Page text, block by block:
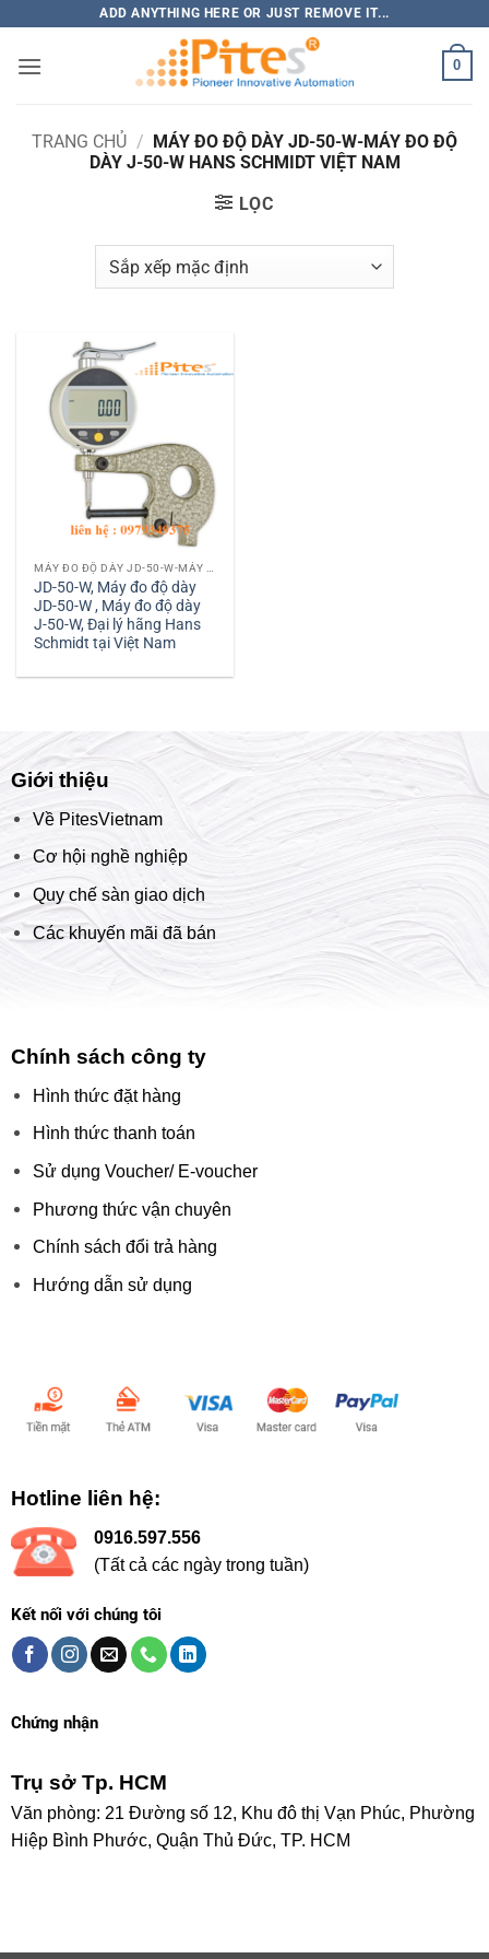
nội
ADD ANYTHING HERE OR JUST REMOVE IT...
0
TRANG CHỦ / MÁY ĐO ĐỘ DÀY JD-50-W-MÁY ĐO ĐỘ
DÀY J-50-W HANS SCHMIDT VIỆT NAM
LỌC
JD-50-W, Máy đo độ dày
JD-50-W , Máy đo độ dày
J-50-W, Đại lý hãng Hans
Schmidt tại Việt Nam
Giới thiệu
Về PitesVietnam
Cơ hội nghề nghiệp
Quy chế sàn giao dịch
Các khuyến mãi đã bán
Chính sách công ty
Hình thức đặt hàng
Hình thức thanh toán
Sử dụng Voucher/ E-voucher
Phương thức vận chuyên
Chính sách đổi trả hàng
Hướng dẫn sử dụng
Hotline liên hệ:
0916.597.556
(Tất cả các ngày trong tuần)
Kết nối với chúng tôi
Chứng nhận
Trụ sở Tp. HCM
Văn phòng: 21 Đường số 12, Khu đô thị Vạn Phúc, Phường
Hiệp Bình Phước, Quận Thủ Đức, TP. HCM